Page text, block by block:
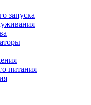
запуска
питания